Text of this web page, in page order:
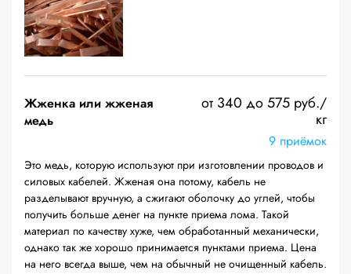
Жженка или жженая
медь
от 340 до 575 руб./
кг
9 приёмок
Это медь, которую используют при изготовлении проводов и
силовых кабелей. Жженая она потому, кабель не
разделывают вручную, а сжигают оболочку до углей, чтобы
получить больше денег на пункте приема лома. Такой
материал по качеству хуже, чем обработанный механически,
однако так же хорошо принимается пунктами приема. Цена
на него всегда выше, чем на обычный не очищенный кабель.